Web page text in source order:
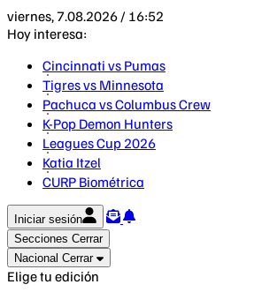
viernes, 7.08.2026 / 16:52
Hoy interesa:
Cincinnati vs Pumas
Tigres vs Minnesota
Pachuca vs Columbus Crew
K-Pop Demon Hunters
Leagues Cup 2026
Katia Itzel
CURP Biométrica
Iniciar sesión
Secciones Cerrar
Nacional Cerrar
Elige tu edición